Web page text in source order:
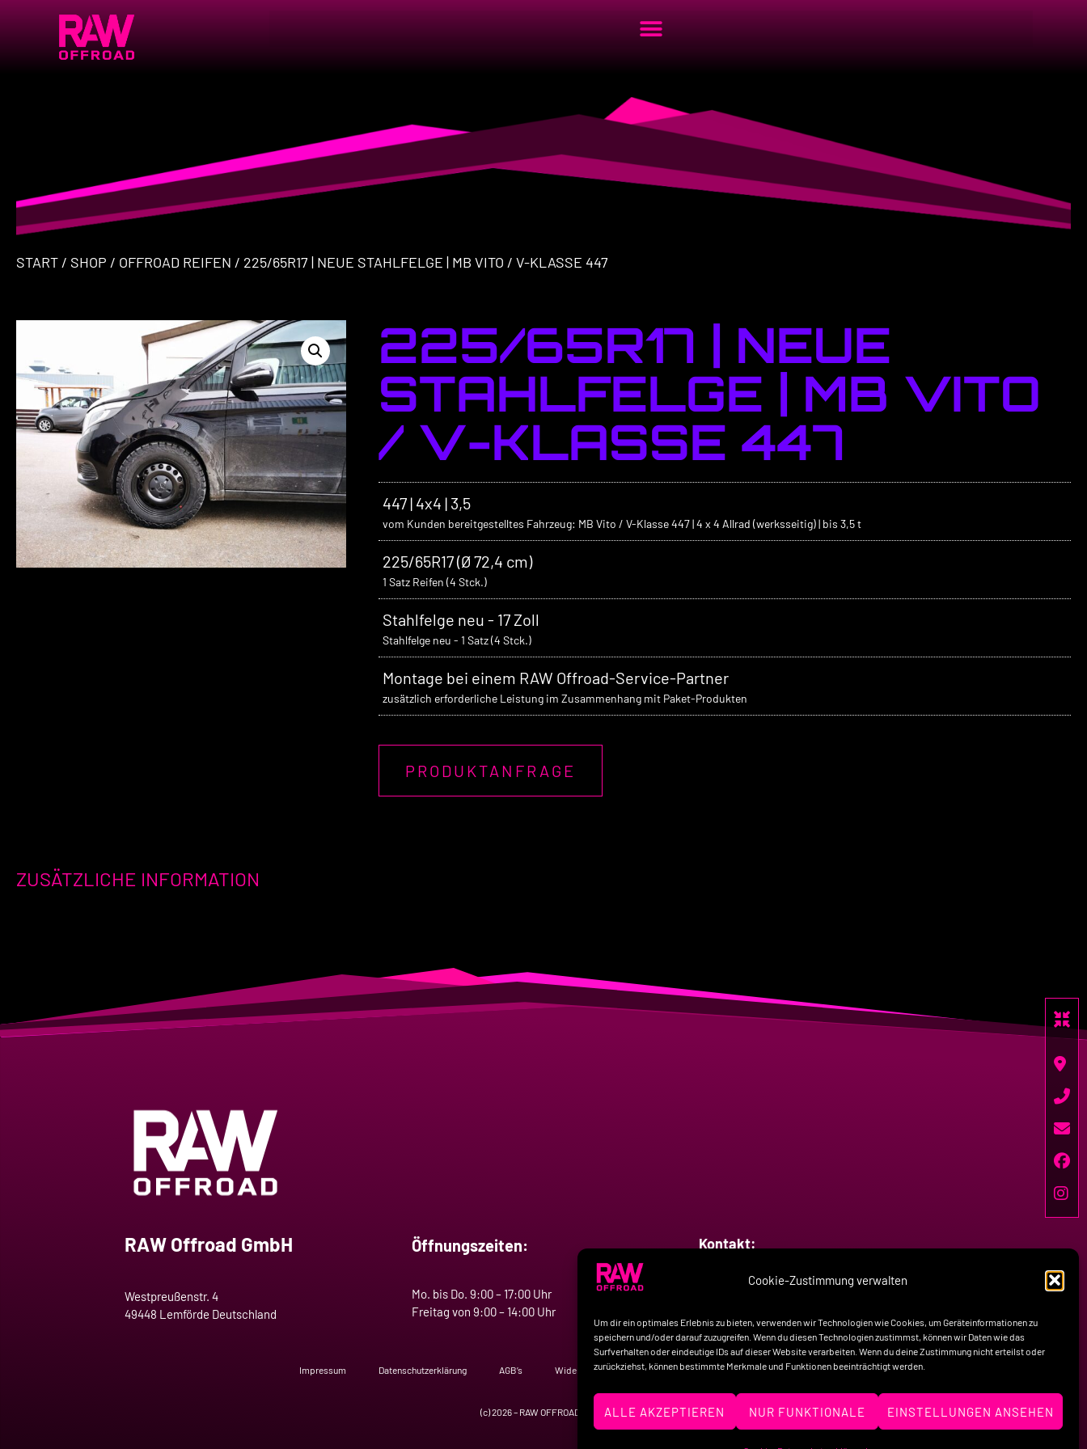
Cookie-Zustimmung verwalten
Um dir ein optimales Erlebnis zu bieten, verwenden wir Technologien wie Cookies, um Geräteinformationen zu
speichern und/oder darauf zuzugreifen. Wenn du diesen Technologien zustimmst, können wir Daten wie das
Surfverhalten oder eindeutige IDs auf dieser Website verarbeiten. Wenn du deine Zustimmung nicht erteilst oder
zurückziehst, können bestimmte Merkmale und Funktionen beeinträchtigt werden.
ALLE AKZEPTIEREN NUR FUNKTIONALE EINSTELLUNGEN ANSEHEN
START/ SHOP / OFFROAD REIFEN / 225/65R17 | NEUE STAHLFELGE | MB VITO / V-KLASSE 447
225/65R17 | NEUE
STAHLFELGE | MB VITO
/ V-KLASSE 447
447 | 4x4 | 3,5
vom Kunden bereitgestelltes Fahrzeug: MB Vito / V-Klasse 447 | 4 x 4 Allrad (werksseitig) | bis 3,5 t
225/65R17 (Ø 72,4 cm)
1 Satz Reifen (4 Stck.)
Stahlfelge neu - 17 Zoll
Stahlfelge neu - 1 Satz (4 Stck.)
Montage bei einem RAW Offroad-Service-Partner
zusätzlich erforderliche Leistung im Zusammenhang mit Paket-Produkten
PRODUKTANFRAGE
ZUSÄTZLICHE INFORMATION
RAW Offroad GmbH
Westpreußenstr. 4
49448 Lemförde Deutschland
Öffnungszeiten:
Mo. bis Do. 9:00 – 17:00 Uhr
Freitag von 9:00 – 14:00 Uhr
Kontakt:
Impressum Datenschutzerklärung AGB’s Widerrufsbelehrung Unternehmen Kontakt
(c) 2026 – RAW OFFROAD GmbH